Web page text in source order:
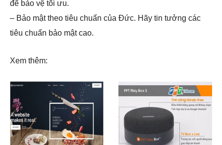
để bảo vệ tối ưu.
– Bảo mật theo tiêu chuẩn của Đức. Hãy tin tưởng các
tiêu chuẩn bảo mật cao.
Xem thêm: